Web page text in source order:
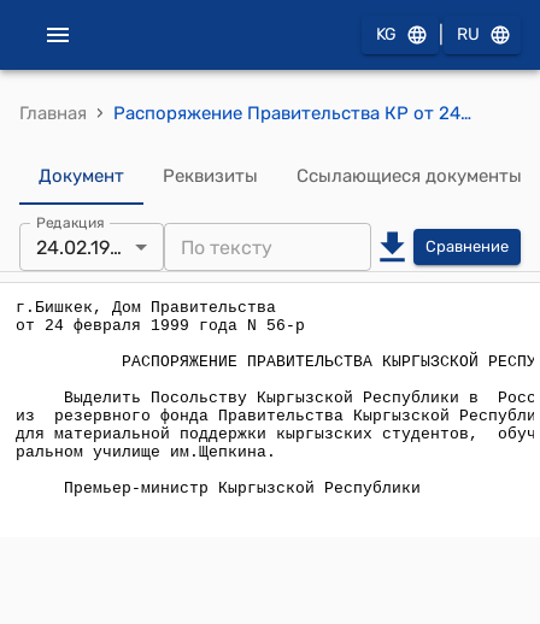
KG RU
Главная › Распоряжение Правительства КР от 24 февраля 1999 года N 56-р
Документ Реквизиты Ссылающиеся документы
Редакция
24.02.1999 Сравнение